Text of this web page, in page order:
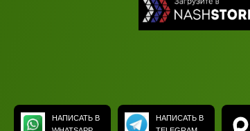
НАПИСАТЬ В
НАПИСАТЬ В